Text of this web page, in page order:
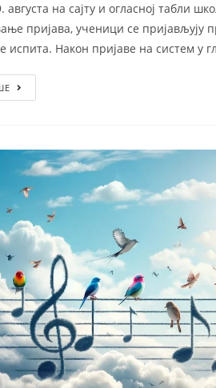
августа на сајту и огласној табли
пријава, ученици се пријављују
испита. Након пријаве на систем у